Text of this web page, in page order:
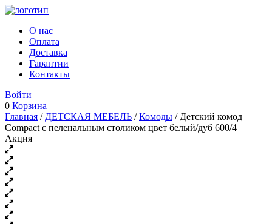
О нас
Оплата
Доставка
Гарантии
Контакты
Войти
0 Корзина
Главная / ДЕТСКАЯ МЕБЕЛЬ /Комоды / Детский комод
Compact с пеленальным столиком цвет белый/дуб 600/4
Акция